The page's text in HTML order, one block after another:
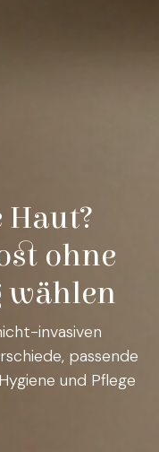
Haut?
ohne
wählen
invasiven
passende
und Pflege